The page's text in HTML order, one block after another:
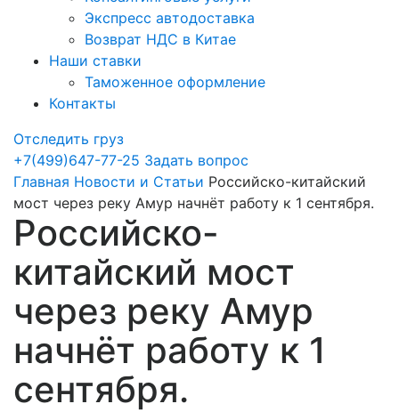
Экспресс автодоставка
Возврат НДС в Китае
Наши ставки
Таможенное оформление
Контакты
Отследить груз
+7(499)647-77-25 Задать вопрос
Главная Новости и Статьи Российско-китайский
мост через реку Амур начнёт работу к 1 сентября.
Российско-
китайский мост
через реку Амур
начнёт работу к 1
сентября.